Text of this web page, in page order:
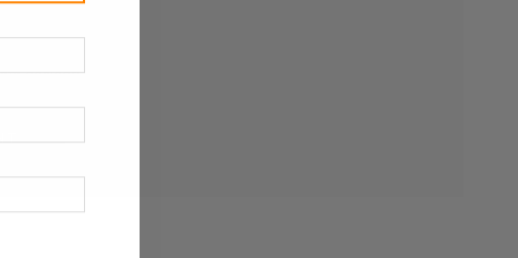
dei tuoi ordini
desideri